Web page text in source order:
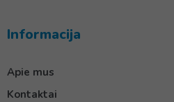
Informacija
Apie mus
Kontaktai